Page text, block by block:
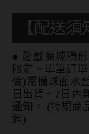
IDIFF
oddI's
藥水保養液
隱形眼鏡藥水保
【配送須
● 愛戴商城隱
限定。單筆訂
倫)常備球面水
日出貨。7日內
通知。 (特規商
週)